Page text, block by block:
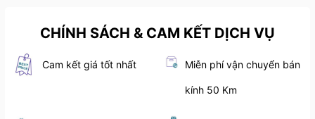
CHÍNH SÁCH & CAM KẾT DỊCH VỤ
Cam kết giá tốt nhất Miễn phí vận chuyển bán
kính 50 Km